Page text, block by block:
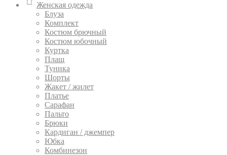
Женская одежда
Блуза
Комплект
Костюм брючный
Костюм юбочный
Куртка
Плащ
Туника
Шорты
Жакет / жилет
Платье
Сарафан
Пальто
Брюки
Кардиган / джемпер
Юбка
Комбинезон